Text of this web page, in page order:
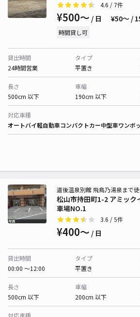
4.6 / 7件
¥500〜 / 日 ¥50〜 /
時間貸し可
貸出時間
24時間営業
タイプ
平置き
長さ
500cm 以下
車幅
190cm 以下
対応車種
オートバイ軽自動車コンパクトカー中型車ワンボ
松山市持田町1-2 アミック
車場NO.1
道後温泉別館 飛鳥乃湯泉まで
3.6 / 5件
¥400〜 / 日
貸出時間
00:00 〜12:00
タイプ
平置き
長さ
500cm 以下
車幅
200cm 以下
対応車種